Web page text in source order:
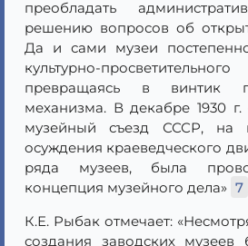
преобладать
решению вопросов об
Да и сами музеи
культурно-
превращаясь в винтик
механизма. В декабре 1930
музейный съезд СССР, на
осуждения краеведческого
ряда музеев, была
концепция музейного дела» 7
К.Е. Рыбак отмечает:
создания заводских